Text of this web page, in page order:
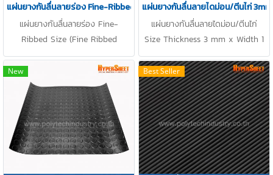
แผ่นยางกันลื่นลายร่อง Fine-Ribbed 3x230mm
แผ่นยางกันลื่นลายร่อง Fine-
Ribbed Size (Fine Ribbed
Patterned Rubber mat)
Thickness 3 mm x Width 230
mm Tel : 0-2257-7154 / MB :
086-307-7319 Line OA :
@PTIRUBBER
แผ่นยางกันลื่นลายไดม่อน/ตีนไก่
แผ่นยางกันลื่นลายไดม่อน/ตีนไก่
Size Thickness 3 mm x Width 1
m พื้นผิวมีลายป้องกันการลื่น (Anti
Slip) ทนน้ำได้ดีเยี่ยม ดักจับฝุ่น
ทำความสะอาดง่าย เนื้อยางเหนียว ทน
การฉีกขาด ทนการสึกได้ดีเยี่ยม รับ
แรงได้ดี ปกป้องทุกพื้นผิว ติดตั้ง
ง่าย ยึึดติดกับพื้นผิว ใช้งานได้กว่า
เหมาะสำหรับการใช้งานทั้งภายในและ
ภายนอกอาคาร Tel : 0-2257-7154
New Best Seller